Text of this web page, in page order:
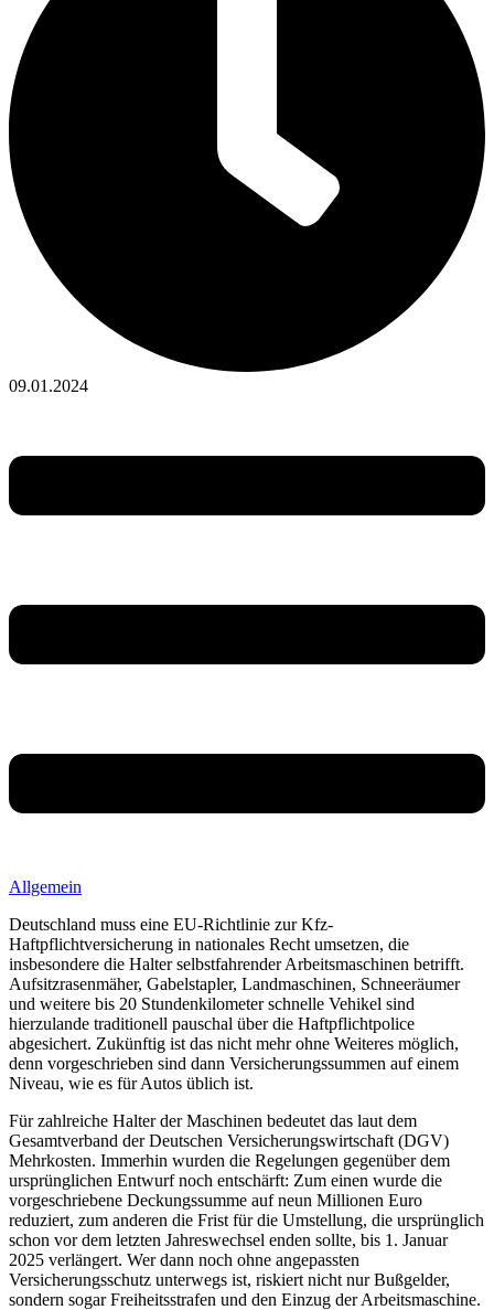
09.01.2024
Allgemein
Deutschland muss eine EU-Richtlinie zur Kfz-
Haftpflichtversicherung in nationales Recht umsetzen, die
insbesondere die Halter selbstfahrender Arbeitsmaschinen betrifft.
Aufsitzrasenmäher, Gabelstapler, Landmaschinen, Schneeräumer
und weitere bis 20 Stundenkilometer schnelle Vehikel sind
hierzulande traditionell pauschal über die Haftpflichtpolice
abgesichert. Zukünftig ist das nicht mehr ohne Weiteres möglich,
denn vorgeschrieben sind dann Versicherungssummen auf einem
Niveau, wie es für Autos üblich ist.
Für zahlreiche Halter der Maschinen bedeutet das laut dem
Gesamtverband der Deutschen Versicherungswirtschaft (DGV)
Mehrkosten. Immerhin wurden die Regelungen gegenüber dem
ursprünglichen Entwurf noch entschärft: Zum einen wurde die
vorgeschriebene Deckungssumme auf neun Millionen Euro
reduziert, zum anderen die Frist für die Umstellung, die ursprünglich
schon vor dem letzten Jahreswechsel enden sollte, bis 1. Januar
2025 verlängert. Wer dann noch ohne angepassten
Versicherungsschutz unterwegs ist, riskiert nicht nur Bußgelder,
sondern sogar Freiheitsstrafen und den Einzug der Arbeitsmaschine.